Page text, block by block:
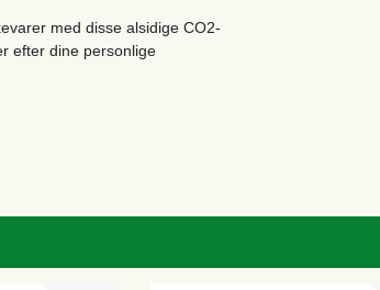
med disse alsidige CO2-
efter dine personlige